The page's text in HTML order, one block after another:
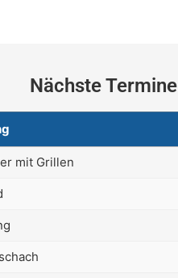
Nächste Termine
mit Grillen